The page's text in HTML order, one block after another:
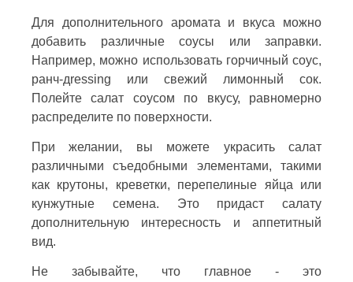
Для дополнительного аромата и вкуса можно
добавить различные соусы или заправки.
Например, можно использовать горчичный соус,
ранч-дressing или свежий лимонный сок.
Полейте салат соусом по вкусу, равномерно
распределите по поверхности.
При желании, вы можете украсить салат
различными съедобными элементами, такими
как крутоны, креветки, перепелиные яйца или
кунжутные семена. Это придаст салату
дополнительную интересность и аппетитный
вид.
Не забывайте, что главное - это